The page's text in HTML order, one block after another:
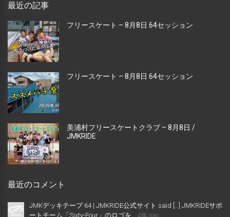
最近の記事
フリースケート – 8月8日 64セッション
フリースケート – 8月8日 64セッション
美浦村フリースケートクラブ – 8月8日 /
JMKRIDE
最近のコメント
JMKデッキテープ 64 | JMKRIDE公式サイト said […] JMKRIDEサポ
ートチーム「Sixty-Four」のロゴを...
4年 ago